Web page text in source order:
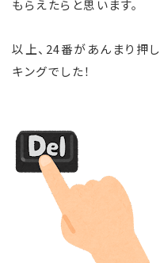
もらえたらと思います。
以上、24番があんまり押
キングでした！